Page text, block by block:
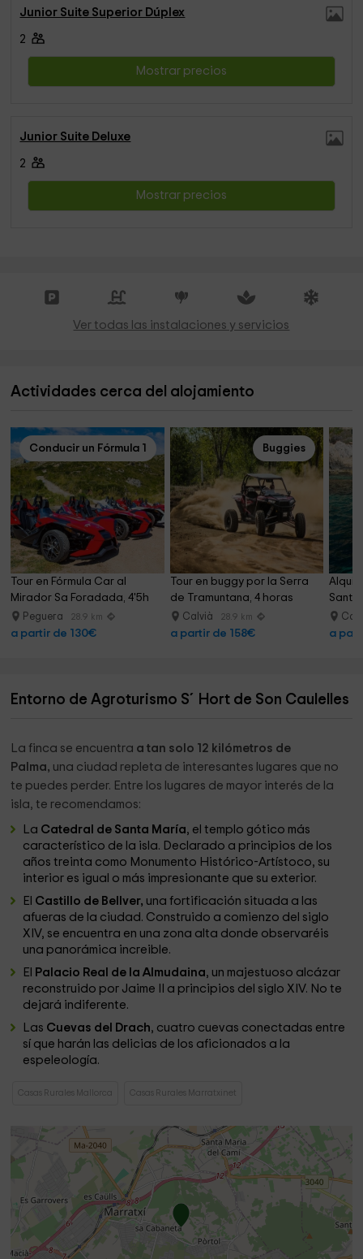
Junior Suite Superior Dúplex
2
Mostrar precios
Junior Suite Deluxe
2
Mostrar precios
Ver todas las instalaciones y servicios
Actividades cerca del alojamiento
Conducir un Fórmula 1
Tour en Fórmula Car al
Mirador Sa Foradada, 4'5h
Peguera 28.9 km
a partir de 130€
Buggies
Tour en buggy por la Serra
de Tramuntana, 4 horas
Calvià 28.9 km
a partir de 158€
Santa
a
Entorno de Agroturismo S´Hort de Son Caulelles
La finca se encuentra a tan solo 12 kilómetros de
Palma, una ciudad repleta de interesantes lugares que no
te puedes perder. Entre los lugares de mayor interés de la
isla, te recomendamos:
La Catedral de Santa María, el templo gótico más
característico de la isla. Declarado a principios de los
años treinta como Monumento Histórico-Artístoco, su
interior es igual o más impresionante que su exterior.
El Castillo de Bellver, una fortificación situada a las
afueras de la ciudad. Construido a comienzo del siglo
XIV, se encuentra en una zona alta donde observaréis
una panorámica increible.
El
Palacio Real de la Almudaina, un majestuoso alcázar
reconstruido por Jaime II a principios del siglo XIV. No te
dejará indiferente.
Las Cuevas del Drach, cuatro cuevas conectadas entre
sí que harán las delicias de los aficionados a la
espeleología.
Casas Rurales Mallorca Casas Rurales Marratxinet